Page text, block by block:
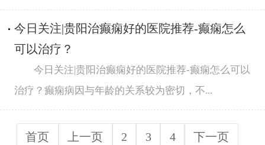
今日关注|贵阳治癫痫好的医院推荐-癫痫怎么
可以治疗？
今日关注|贵阳治癫痫好的医院推荐-癫痫怎么可以
治疗？癫痫病因与年龄的关系较为密切，不...
首页 上一页 2 3 4 下一页